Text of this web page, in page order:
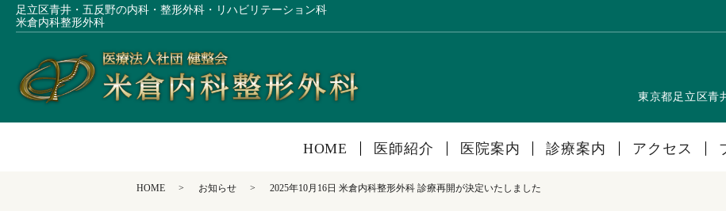
足立区青井・五反野の内科・整形外科・リハビリテーション科
米倉内科整形外科
東京都足立区
HOME 医師紹介 医院案内 診療案内 アクセス
HOME お知らせ 2025年10月16日 米倉内科整形外科 診療再開が決定いたしました